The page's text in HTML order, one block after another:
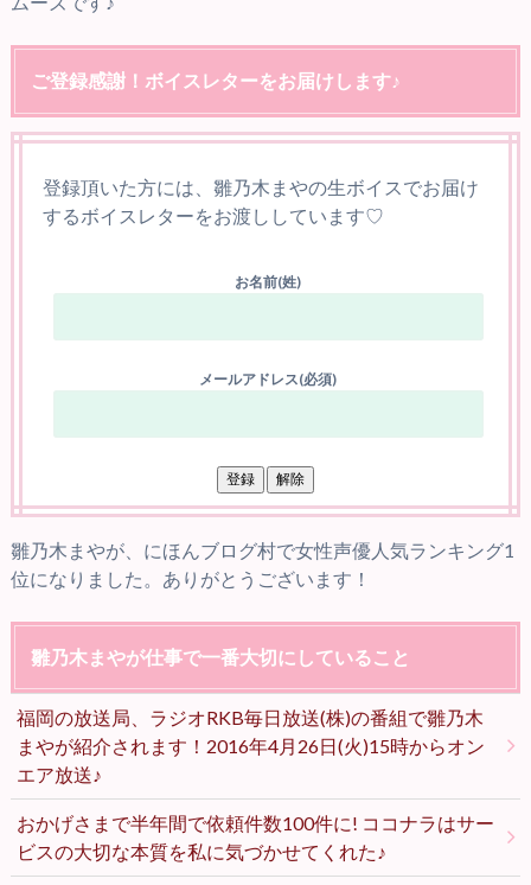
ご登録感謝！ボイスレターをお届けします♪
登録頂いた方には、雛乃木まやの生ボイスでお届け
するボイスレターをお渡ししています♡
お名前(姓)
メールアドレス(必須)
雛乃木まやが、にほんブログ村で女性声優人気ランキング1
位になりました。ありがとうございます！
雛乃木まやが仕事で一番大切にしていること
福岡の放送局、ラジオRKB毎日放送(株)の番組で雛乃木
まやが紹介されます！2016年4月26日(火)15時からオン
エア放送♪
おかげさまで半年間で依頼件数100件に! ココナラはサー
ビスの大切な本質を私に気づかせてくれた♪